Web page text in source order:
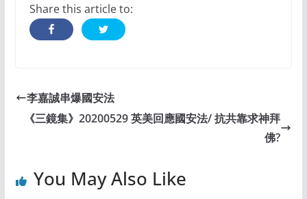
Share this article to:
李嘉誠串爆國安法
《三鏡集》20200529 英美回應國安法/ 抗共靠求神拜
佛?
You May Also Like